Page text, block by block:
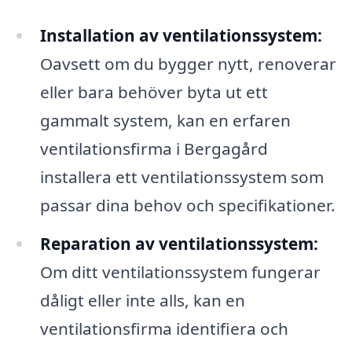
Installation av ventilationssystem:
Oavsett om du bygger nytt, renoverar
eller bara behöver byta ut ett
gammalt system, kan en erfaren
ventilationsfirma i Bergagård
installera ett ventilationssystem som
passar dina behov och specifikationer.
Reparation av ventilationssystem:
Om ditt ventilationssystem fungerar
dåligt eller inte alls, kan en
ventilationsfirma identifiera och